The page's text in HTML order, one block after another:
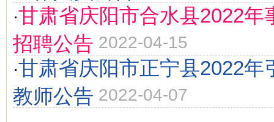
·甘肃省庆阳市合水县2022年
招聘公告 2022-04-15
·甘肃省庆阳市正宁县2022年
教师公告 2022-04-07